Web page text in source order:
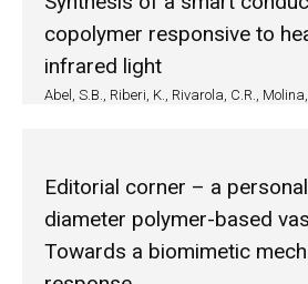
copolymer responsive to
infrared light
Abel, S.B., Riberi, K., Rivarola, C.R.,
Editorial corner – a
diameter polymer-based
Towards a biomimetic